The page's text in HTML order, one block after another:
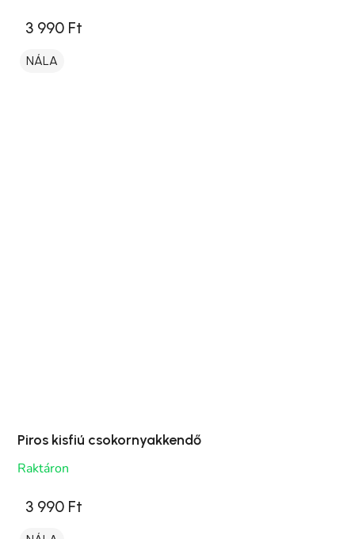
3 990 Ft
NÁLA
Piros kisfiú csokornyakkendő
Raktáron
3 990 Ft